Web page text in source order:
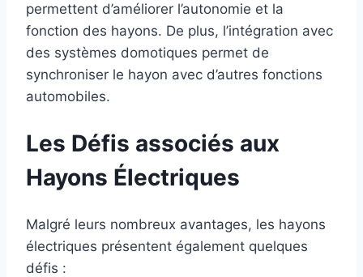
permettent d’améliorer l’autonomie et la
fonction des hayons. De plus, l’intégration avec
des systèmes domotiques permet de
synchroniser le hayon avec d’autres fonctions
automobiles.
Les Défis associés aux
Hayons Électriques
Malgré leurs nombreux avantages, les hayons
électriques présentent également quelques
défis :